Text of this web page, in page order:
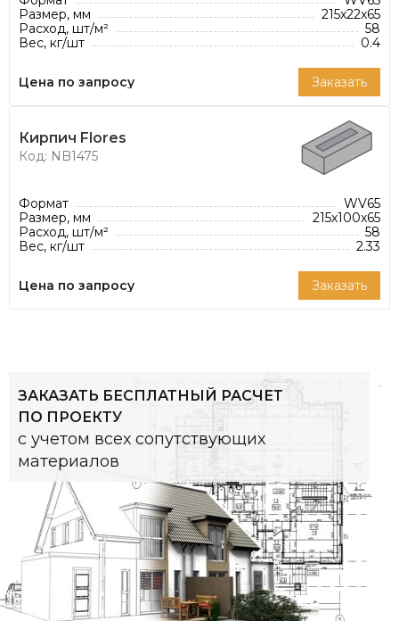
Размер, мм
215x22x65
Расход, шт/м²
58
Вес, кг/шт
0.4
Цена по запросу Заказать
Кирпич Flores
Код: NB1475
Формат
WV65
Размер, мм
215x100x65
Расход, шт/м²
58
Вес, кг/шт
2.33
Цена по запросу Заказать
ЗАКАЗАТЬ БЕСПЛАТНЫЙ РАСЧЕТ
ПО ПРОЕКТУ
с учетом всех сопутствующих
материалов